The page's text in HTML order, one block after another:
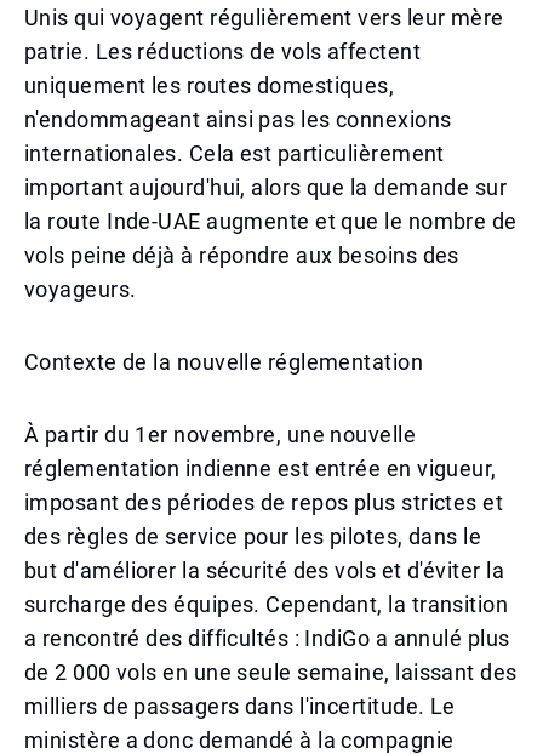
Unis qui voyagent régulièrement vers leur mère
patrie. Les réductions de vols affectent
uniquement les routes domestiques,
n'endommageant ainsi pas les connexions
internationales. Cela est particulièrement
important aujourd'hui, alors que la demande sur
la route Inde-UAE augmente et que le nombre de
vols peine déjà à répondre aux besoins des
voyageurs.
Contexte de la nouvelle réglementation
À partir du 1er novembre, une nouvelle
réglementation indienne est entrée en vigueur,
imposant des périodes de repos plus strictes et
des règles de service pour les pilotes, dans le
but d'améliorer la sécurité des vols et d'éviter la
surcharge des équipes. Cependant, la transition
a rencontré des difficultés : IndiGo a annulé plus
de 2 000 vols en une seule semaine, laissant des
milliers de passagers dans l'incertitude. Le
ministère a donc demandé à la compagnie